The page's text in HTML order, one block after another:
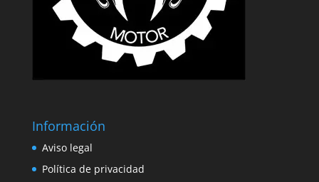
Información
Aviso legal
Política de privacidad